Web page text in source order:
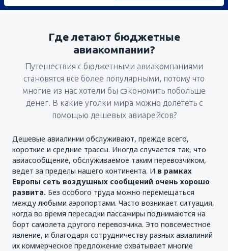
Где летают бюджетные
авиакомпании?
Путешествия с бюджетными авиакомпаниями
становятся все более популярными, потому что
многие из нас хотели бы сэкономить побольше
денег. В какие уголки мира можно долететь с
помощью дешевых авиарейсов?
Дешевые авиалинии обслуживают, прежде всего,
короткие и средние трассы. Иногда случается так, что
авиасообщение, обслуживаемое таким перевозчиком,
ведет за пределы нашего континента. И в рамках
Европы сеть воздушных сообщений очень хорошо
развита. Без особого труда можно перемещаться
между любыми аэропортами. Часто возникает ситуация,
когда во время пересадки пассажиры поднимаются на
борт самолета другого перевозчика. Это повсеместное
явление, и благодаря сотрудничеству разных авиалиний
их коммерческое предложение охватывает многие